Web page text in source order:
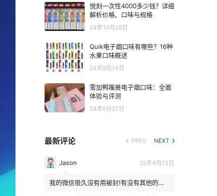
悦刻一次性4000多少钱？详细
解析价格、口味与规格
24年10月28日
Quik电子烟口味有哪些？16种
水果口味概述
24年8月14日
雪加鸭嘴兽电子烟口味：全面
体验与评测
24年6月27日
最新评论 PREV NEXT
Jason 25年4月13日
我的微信很久沒有用被封!有沒有其他的方